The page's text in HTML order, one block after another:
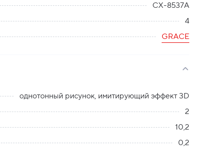
CX-8537A
4
GRACE
однотонный рисунок, имитирующий эффект 3D
2
10,2
0,2